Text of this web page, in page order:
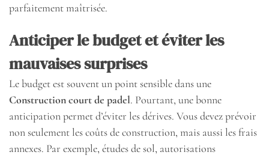
parfaitement maîtrisée.
Anticiper le budget et éviter les
mauvaises surprises
Le budget est souvent un point sensible dans une
Construction court de padel. Pourtant, une bonne
anticipation permet d’éviter les dérives. Vous devez prévoir
non seulement les coûts de construction, mais aussi les frais
annexes. Par exemple, études de sol, autorisations